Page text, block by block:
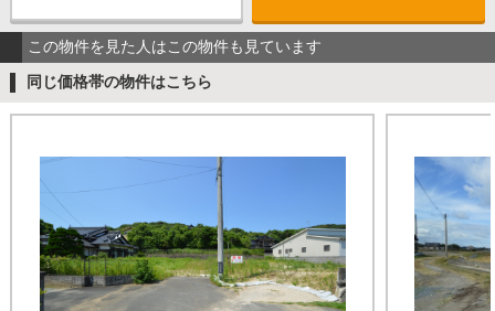
この物件を見た人はこの物件も見ています
同じ価格帯の物件はこちら